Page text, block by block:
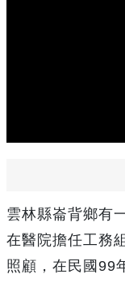
雲林縣崙背鄉有
在醫院擔任工務
照顧，在民國99